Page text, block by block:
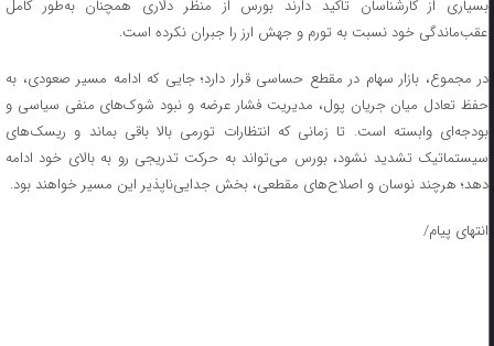
بسیاری از کارشناسان تاکید دارند بورس از منظر دلاری همچنان به‌طور کامل
عقب‌ماندگی خود نسبت به تورم و جهش ارز را جبران نکرده است.
در مجموع، بازار سهام در مقطع حساسی قرار دارد؛ جایی که ادامه مسیر صعودی، به
حفظ تعادل میان جریان پول، مدیریت فشار عرضه و نبود شوک‌های منفی سیاسی و
بودجه‌ای وابسته است. تا زمانی که انتظارات تورمی بالا باقی بماند و ریسک‌های
سیستماتیک تشدید نشود، بورس می‌تواند به حرکت تدریجی رو به بالای خود ادامه
دهد؛ هرچند نوسان و اصلاح‌های مقطعی، بخش جدایی‌ناپذیر این مسیر خواهند بود.
انتهای پیام/